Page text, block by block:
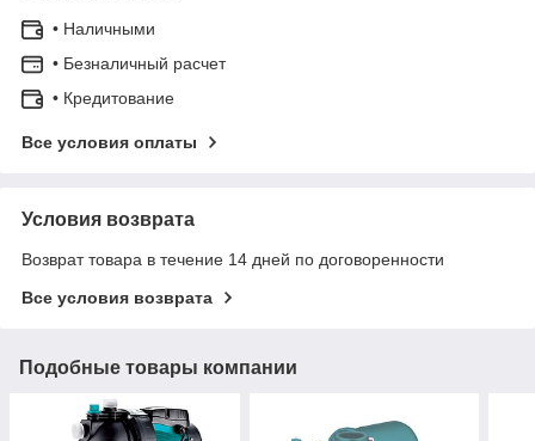
• Наличными
• Безналичный расчет
• Кредитование
Все условия оплаты
Условия возврата
Возврат товара в течение 14 дней по договоренности
Все условия возврата
Подобные товары компании